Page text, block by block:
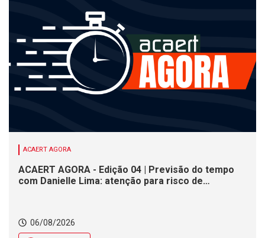
ACAERT AGORA
ACAERT AGORA - Edição 04 | Previsão do tempo
com Danielle Lima: atenção para risco de
06/08/2026